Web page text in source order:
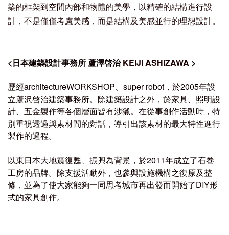
築的框架到空間內部和物體的美學，以精確的結構進行設
計，不是僅僅考慮美感，而是結構及美感並行的理想設計。
<日本建築設計事務所 蘆澤啓治KEIJI ASHIZAWA >
歷經architectureWORKSHOP、super robot，於2005年設
立蘆沢啓治建築事務所。 除建築設計之外，於家具、照明設
計、五金製作等各個層面皆有涉獵。在從事創作活動時，特
別重視透過與素材間的對話，導引出該素材的最大特性進行
製作的過程。
以東日本大地震復甦、振興為背景，於2011年成立了石巻
工房的品牌。 除支援活動外，也參與設施機構之復原及整
修，並為了使大家能夠一同思考城市再出發而開始了DIY形
式的家具創作。